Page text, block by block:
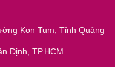
Kon Tum, Tỉnh Quảng
Định, TP.HCM.